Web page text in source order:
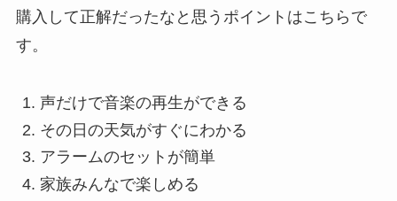
購入して正解だったなと思うポイントはこちらで
す。
声だけで音楽の再生ができる
その日の天気がすぐにわかる
アラームのセットが簡単
家族みんなで楽しめる